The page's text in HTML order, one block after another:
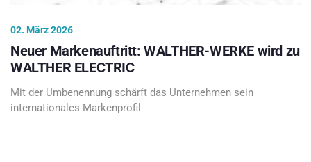
02. März 2026
Neuer Markenauftritt: WALTHER-WERKE wird zu
WALTHER ELECTRIC
Mit der Umbenennung schärft das Unternehmen sein
internationales Markenprofil